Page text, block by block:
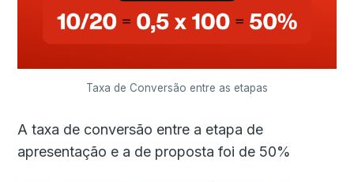
Taxa de Conversão entre as etapas
A taxa de conversão entre a etapa de
apresentação e a de proposta foi de 50%